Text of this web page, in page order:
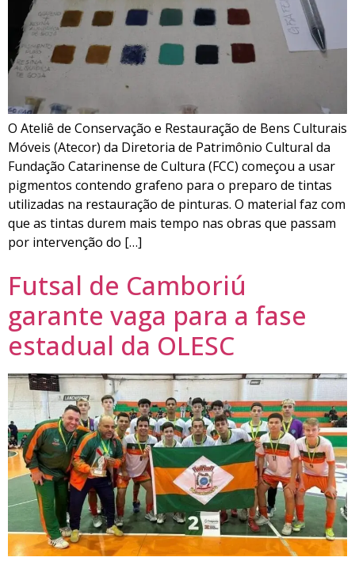
O Ateliê de Conservação e Restauração de Bens Culturais
Móveis (Atecor) da Diretoria de Patrimônio Cultural da
Fundação Catarinense de Cultura (FCC) começou a usar
pigmentos contendo grafeno para o preparo de tintas
utilizadas na restauração de pinturas. O material faz com
que as tintas durem mais tempo nas obras que passam
por intervenção do […]
Futsal de Camboriú
garante vaga para a fase
estadual da OLESC